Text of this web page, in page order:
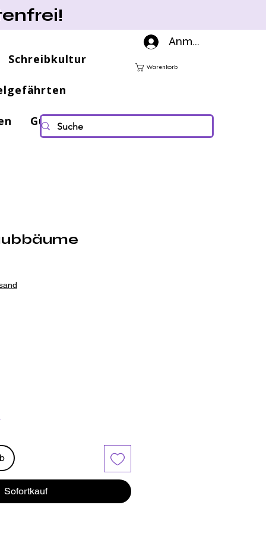
Schreibkultur
Gutscheine
Anmelden
Warenkorb
Sofortkauf